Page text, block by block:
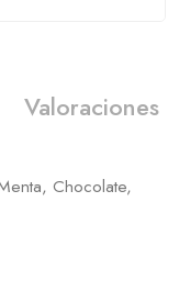
Valoraciones
Chocolate,